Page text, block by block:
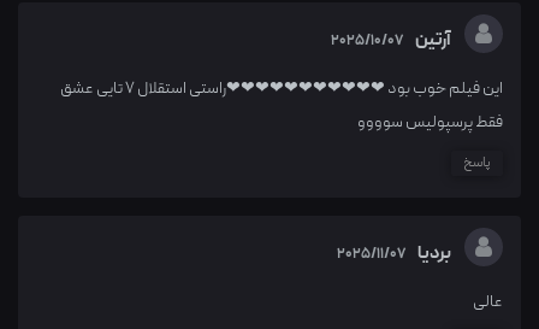
آرتین 2025/10/07
این فیلم خوب بود ❤❤❤❤❤❤❤❤❤❤❤راستی استقلال ۷ تایی عشق
فقط پرسپولیس سوووو
پاسخ
بردیا 2025/11/07
عالی